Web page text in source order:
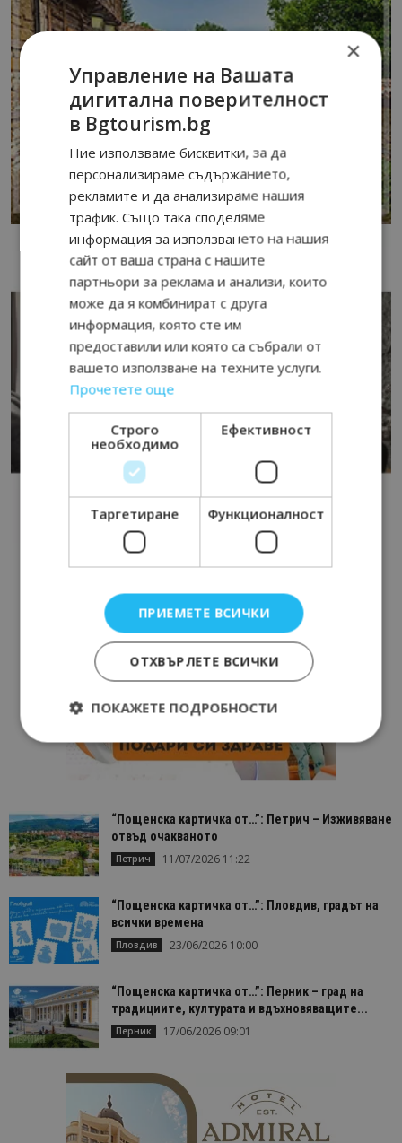
“Пощенска картичка от…”: Петрич – Изживяване
отвъд очакваното
Петрич 11/07/2026 11:22
“Пощенска картичка от…”: Пловдив, градът на
всички времена
Пловдив 23/06/2026 10:00
“Пощенска картичка от…”: Перник – град на
традициите, културата и вдъхновяващите...
Перник 17/06/2026 09:01
×
Управление на Вашата
дигитална поверителност
в Bgtourism.bg
Ние използваме бисквитки, за да
персонализираме съдържанието,
рекламите и да анализираме нашия
трафик. Също така споделяме
информация за използването на нашия
сайт от ваша страна с нашите
партньори за реклама и анализи, които
може да я комбинират с друга
информация, която сте им
предоставили или която са събрали от
вашето използване на техните услуги.
Прочетете още
Строго
необходимо
Ефективност
Таргетиране Функционалност
ПРИЕМЕТЕ ВСИЧКИ
ОТХВЪРЛЕТЕ ВСИЧКИ
ПОКАЖЕТЕ ПОДРОБНОСТИ
Ефективност
Строго необходимите бисквитки позволяват
основната функционалност на уебсайта, като
потребителско влизане и управление на
акаунта. Уебсайтът не може да се използва
правилно без строго необходими бисквитки.
Име
cookie_notice_accepted